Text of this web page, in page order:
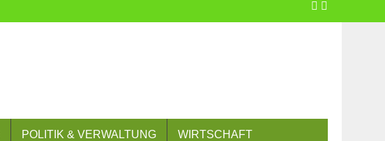
POLITIK & VERWALTUNG WIRTSCHAFT